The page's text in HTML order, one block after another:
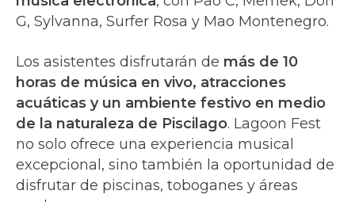
G, Sylvanna, Surfer Rosa y Mao Montenegro.
Los asistentes disfrutarán de más de 10
horas de música en vivo, atracciones
acuáticas y un ambiente festivo en medio
de la naturaleza de Piscilago. Lagoon Fest
no solo ofrece una experiencia musical
excepcional, sino también la oportunidad de
disfrutar de piscinas, toboganes y áreas